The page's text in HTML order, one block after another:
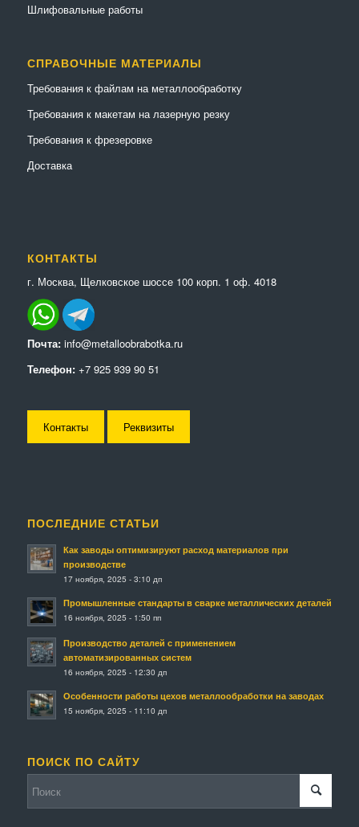
Шлифовальные работы
СПРАВОЧНЫЕ МАТЕРИАЛЫ
Требования к файлам на металлообработку
Требования к макетам на лазерную резку
Требования к фрезеровке
Доставка
КОНТАКТЫ
г. Москва, Щелковское шоссе 100 корп. 1 оф. 4018
Почта: info@metalloobrabotka.ru
Телефон: +7 925 939 90 51
Контакты Реквизиты
ПОСЛЕДНИЕ СТАТЬИ
Как заводы оптимизируют расход материалов при
производстве
17 ноября, 2025 - 3:10 дп
Промышленные стандарты в сварке металлических деталей
16 ноября, 2025 - 1:50 пп
Производство деталей с применением
автоматизированных систем
16 ноября, 2025 - 12:30 дп
Особенности работы цехов металлообработки на заводах
15 ноября, 2025 - 11:10 дп
ПОИСК ПО САЙТУ